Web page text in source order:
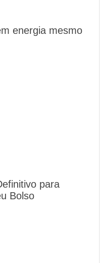
energia mesmo
para
Bolso